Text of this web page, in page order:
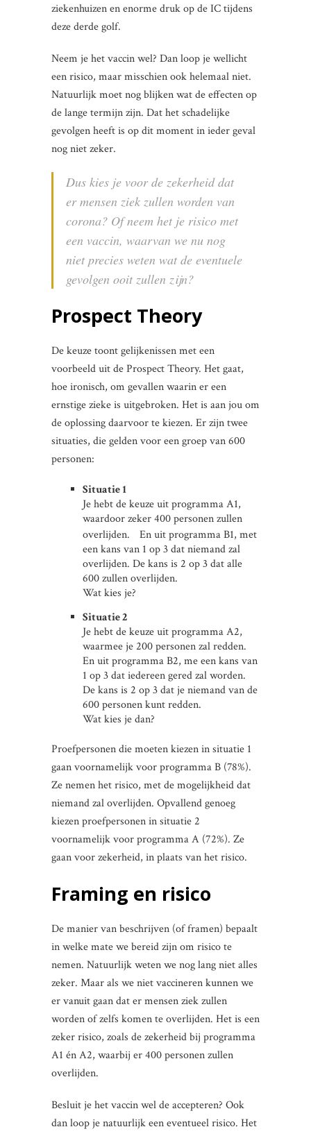
ziekenhuizen en enorme druk op de IC tijdens
deze derde golf.
Neem je het vaccin wel? Dan loop je wellicht
een risico, maar misschien ook helemaal niet.
Natuurlijk moet nog blijken wat de effecten op
de lange termijn zijn. Dat het schadelijke
gevolgen heeft is op dit moment in ieder geval
nog niet zeker.
Dus kies je voor de zekerheid dat
er mensen ziek zullen worden van
corona? Of neem het je risico met
een vaccin, waarvan we nu nog
niet precies weten wat de eventuele
gevolgen ooit zullen zijn?
Prospect Theory
De keuze toont gelijkenissen met een
voorbeeld uit de Prospect Theory. Het gaat,
hoe ironisch, om gevallen waarin er een
ernstige zieke is uitgebroken. Het is aan jou om
de oplossing daarvoor te kiezen. Er zijn twee
situaties, die gelden voor een groep van 600
personen:
Situatie 1
Je hebt de keuze uit programma A1,
waardoor zeker 400 personen zullen
overlijden. En uit programma B1, met
een kans van 1 op 3 dat niemand zal
overlijden. De kans is 2 op 3 dat alle
600 zullen overlijden.
Wat kies je?
Situatie 2
Je hebt de keuze uit programma A2,
waarmee je 200 personen zal redden.
En uit programma B2, me een kans van
1 op 3 dat iedereen gered zal worden.
De kans is 2 op 3 dat je niemand van de
600 personen kunt redden.
Wat kies je dan?
Proefpersonen die moeten kiezen in situatie 1
gaan voornamelijk voor programma B (78%).
Ze nemen het risico, met de mogelijkheid dat
niemand zal overlijden. Opvallend genoeg
kiezen proefpersonen in situatie 2
voornamelijk voor programma A (72%). Ze
gaan voor zekerheid, in plaats van het risico.
Framing en risico
De manier van beschrijven (of framen) bepaalt
in welke mate we bereid zijn om risico te
nemen. Natuurlijk weten we nog lang niet alles
zeker. Maar als we niet vaccineren kunnen we
er vanuit gaan dat er mensen ziek zullen
worden of zelfs komen te overlijden. Het is een
zeker risico, zoals de zekerheid bij programma
A1 én A2, waarbij er 400 personen zullen
overlijden.
Besluit je het vaccin wel de accepteren? Ook
dan loop je natuurlijk een eventueel risico. Het